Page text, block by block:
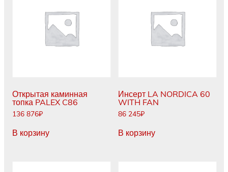
Открытая каминная
топка PALEX C86
136 876₽
В корзину
Инсерт LA NORDICA 60
WITH FAN
86 245₽
В корзину